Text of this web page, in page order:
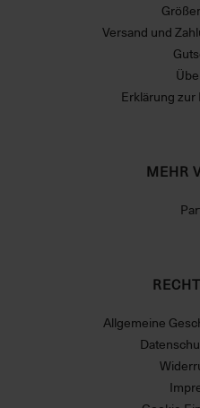
Versand und
Erklärung
MEHR
Allgemeine